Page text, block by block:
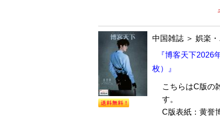
中国雑誌 ＞ 娯楽
『博客天下2026
枚）』
こちらはC版の
す。
C版表紙：黄誉